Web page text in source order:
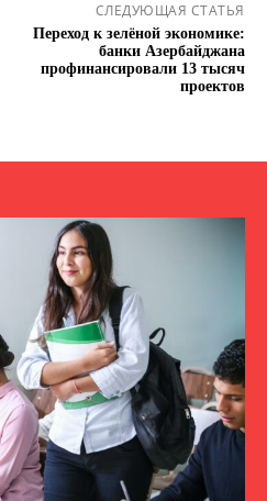
СЛЕДУЮЩАЯ СТАТЬЯ
Переход к зелёной экономике:
банки Азербайджана
профинансировали 13 тысяч
проектов